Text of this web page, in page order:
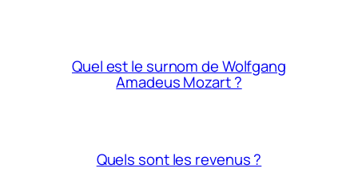
Quel est le surnom de Wolfgang
Amadeus Mozart ?
Quels sont les revenus ?